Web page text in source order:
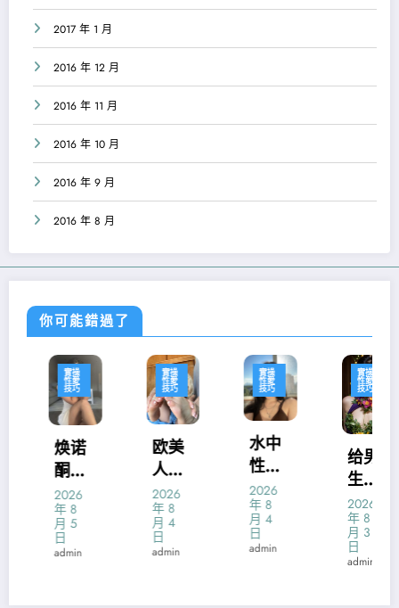
2017 年 1 月
2016 年 12 月
2016 年 11 月
2016 年 10 月
2016 年 9 月
2016 年 8 月
你可能錯過了
性愛
技巧
焕诺
酮的
主要
功效
是什
2026
年 8
月 5
admin
實操
性愛
技巧
欧美
人性
生活
真的
有那
么开
2026
年 8
admin
實操
性愛
技巧
水中
性爱
的技
2026
年 8
月 4
admin
性愛
技巧
给男
生口
爱的
口技
2026
年 8
admin